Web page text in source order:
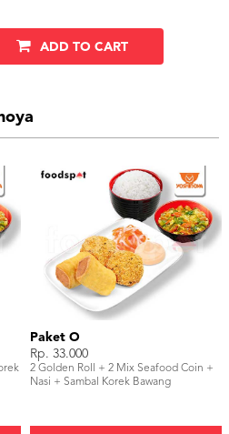
ADD TO CART
Paket O
Rp. 33.000
2 Golden Roll + 2 Mix Seafood Coin +
Nasi + Sambal Korek Bawang